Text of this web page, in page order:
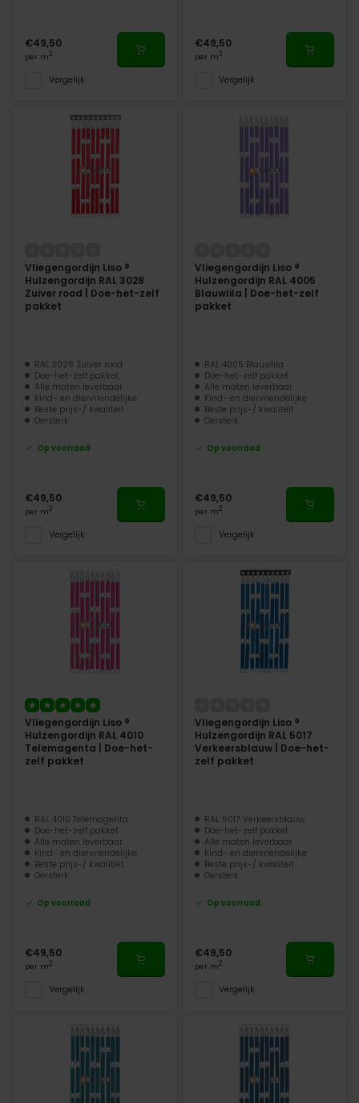
€49,50
per m2
Vergelijk
€49,50
per m2
Vergelijk
Vliegengordijn Liso ®
Hulzengordijn RAL 3028
Zuiver rood | Doe-het-zelf
pakket
RAL 3028 Zuiver rood
Doe-het-zelf pakket
Alle maten leverbaar
Kind- en diervriendelijke
Beste prijs-/ kwaliteit
Oersterk
Op voorraad
€49,50
per m2
Vergelijk
Vliegengordijn Liso ®
Hulzengordijn RAL 4005
Blauwlila | Doe-het-zelf
pakket
RAL 4005 Blauwlila
Doe-het-zelf pakket
Alle maten leverbaar
Kind- en diervriendelijke
Beste prijs-/ kwaliteit
Oersterk
Op voorraad
€49,50
per m2
Vergelijk
Vliegengordijn Liso ®
Hulzengordijn RAL 4010
Telemagenta | Doe-het-
zelf pakket
RAL 4010 Telemagenta
Doe-het-zelf pakket
Alle maten leverbaar
Kind- en diervriendelijke
Beste prijs-/ kwaliteit
Oersterk
Op voorraad
€49,50
per m2
Vergelijk
Vliegengordijn Liso ®
Hulzengordijn RAL 5017
Verkeersblauw | Doe-het-
zelf pakket
RAL 5017 Verkeersblauw
Doe-het-zelf pakket
Alle maten leverbaar
Kind- en diervriendelijke
Beste prijs-/ kwaliteit
Oersterk
Op voorraad
€49,50
per m2
Vergelijk